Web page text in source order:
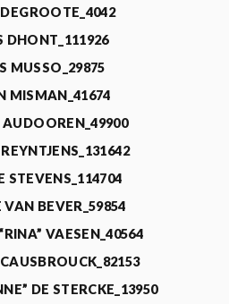
DHONT_111926
MUSSO_29875
MISMAN_41674
STEVENS_114704
VAN BEVER_59854
VAESEN_40564
DE STERCKE_13950